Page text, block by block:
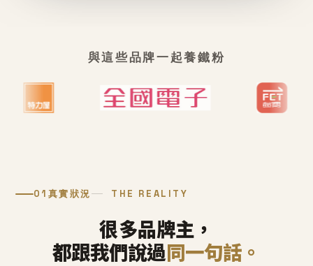
與這些品牌一起養鐵粉
01 真實狀況 THE REALITY
很多品牌主，
都跟我們說過同一句話。